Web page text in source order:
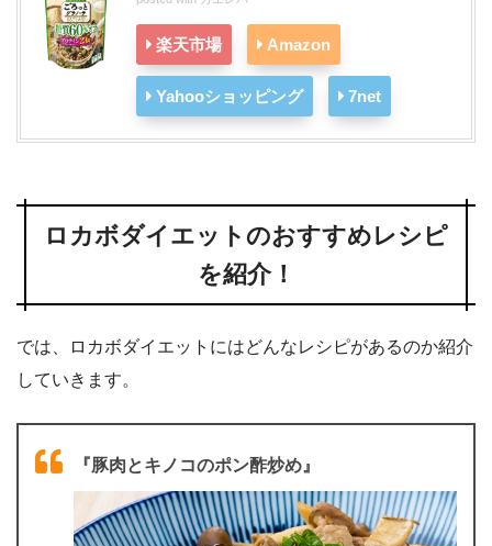
楽天市場 Amazon
Yahooショッピング 7net
ロカボダイエットのおすすめレシピ
を紹介！
では、ロカボダイエットにはどんなレシピがあるのか紹介
していきます。
『豚肉とキノコのポン酢炒め』